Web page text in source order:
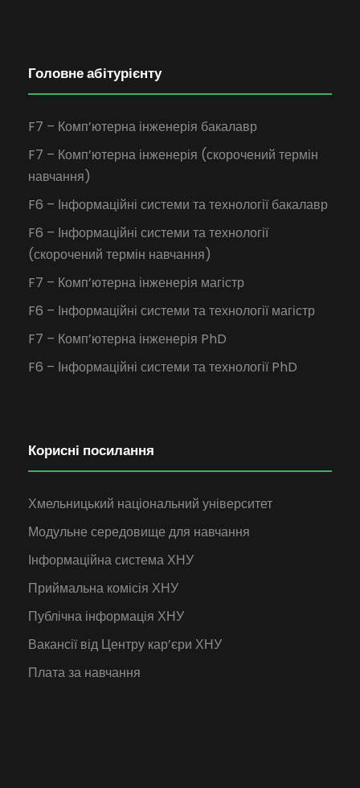
Головне абітурієнту
F7 – Комп’ютерна інженерія бакалавр
F7 – Комп’ютерна інженерія (скорочений термін
навчання)
F6 – Інформаційні системи та технології бакалавр
F6 – Інформаційні системи та технології
(скорочений термін навчання)
F7 – Комп’ютерна інженерія магістр
F6 – Інформаційні системи та технології магістр
F7 – Комп’ютерна інженерія PhD
F6 – Інформаційні системи та технології PhD
Корисні посилання
Хмельницький національний університет
Модульне середовище для навчання
Інформаційна система ХНУ
Приймальна комісія ХНУ
Публічна інформація ХНУ
Вакансії від Центру кар’єри ХНУ
Плата за навчання